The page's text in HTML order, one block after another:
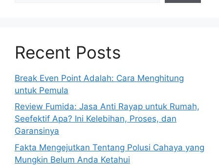
Recent Posts
Break Even Point Adalah: Cara Menghitung
untuk Pemula
Review Fumida: Jasa Anti Rayap untuk Rumah,
Seefektif Apa? Ini Kelebihan, Proses, dan
Garansinya
Fakta Mengejutkan Tentang Polusi Cahaya yang
Mungkin Belum Anda Ketahui